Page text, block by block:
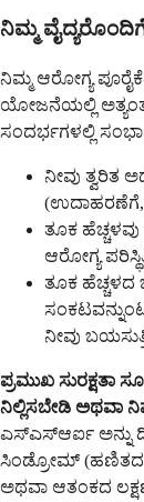
ನಿಮ್ಮ
ನಿಮ್ಮ ಆರೋಗ್ಯ
ಯೋಜನೆಯಲ್ಲಿ
ಸಂದರ್ಭಗಳಲ್ಲಿ
ನೀವು ತ್ವರಿತ
(ಉದಾಹರಣೆಗೆ,
ತೂಕ
ಆರೋಗ್ಯ
ತೂಕ ಹೆಚ್ಚಳದ
ನೀವು
ಪ್ರಮುಖ ಸುರಕ್ಷತಾ
ನಿಲ್ಲಿಸಬೇಡಿ ಅಥವಾ
ಎಸ್ಎಸ್ಆರ್ಐ ಅನ್ನು
ಸಿಂಡ್ರೋಮ್ (ಹಣಿತದ
ಅಥವಾ ಆತಂಕದ